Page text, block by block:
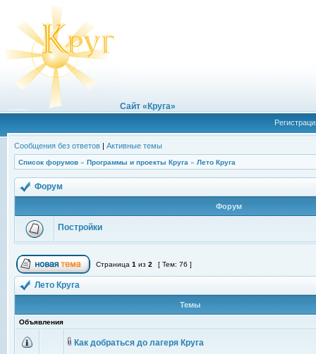
Сайт «Круга»
Сообщения без ответов | Активные темы
Список форумов » Программы и проекты Круга » Лето Круга
Форум
Форум
Постройки
Страница 1 из 2 [ Тем: 76 ]
Лето Круга
Темы
Объявления
Как добраться до лагеря Круга